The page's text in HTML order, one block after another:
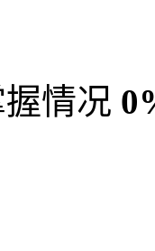
情况